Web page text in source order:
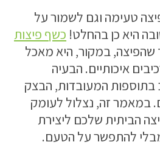
טעימה וגם לשמור על
היא כן בהחלט! כשף פיצות
שהפיצה, במקור, היא מאכל
איכותיים. הבעיה
בתוספות המעובדות, הבצק
במאמר זה, נצלול לעומק
הביתית שלכם ליצירת
להתפשר על הטעם.